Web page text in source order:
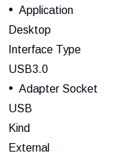
Application
Desktop
Interface Type
USB3.0
Adapter Socket
USB
Kind
External